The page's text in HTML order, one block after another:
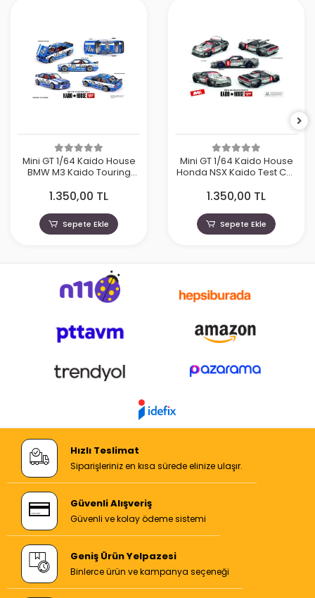
Mini GT 1/64 Kaido House
BMW M3 Kaido Touring
1.350,00 TL
Sepete Ekle
Mini GT 1/64 Kaido House
Honda NSX Kaido Test Car
1.350,00 TL
Sepete Ekle
Hızlı Teslimat
Siparişleriniz en kısa sürede elinize ulaşır.
Güvenli Alışveriş
Güvenli ve kolay ödeme sistemi
Geniş Ürün Yelpazesi
Binlerce ürün ve kampanya seçeneği